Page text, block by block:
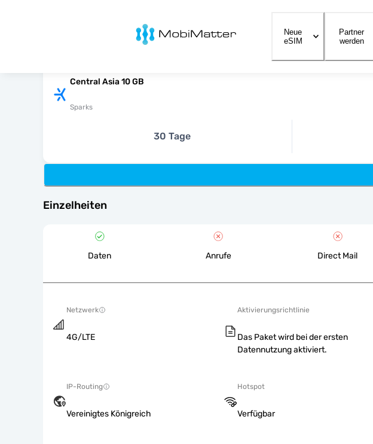
MobiMatter
Neue
eSIM
Partner
werden
Central Asia 10 GB
Sparks
30 Tage
Einzelheiten
Daten Anrufe Direct Mail
Netzwerk
4G/LTE
Aktivierungsrichtlinie
Das Paket wird bei der ersten
Datennutzung aktiviert.
IP-Routing
Vereinigtes Königreich
Hotspot
Verfügbar